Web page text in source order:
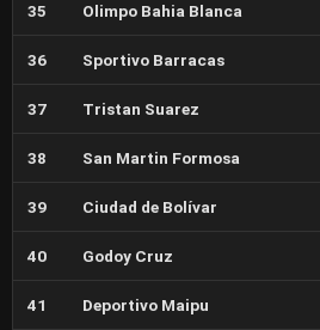
35 Olimpo Bahia Blanca
36 Sportivo Barracas
37 Tristan Suarez
38 San Martin Formosa
39 Ciudad de Bolívar
40 Godoy Cruz
41 Deportivo Maipu